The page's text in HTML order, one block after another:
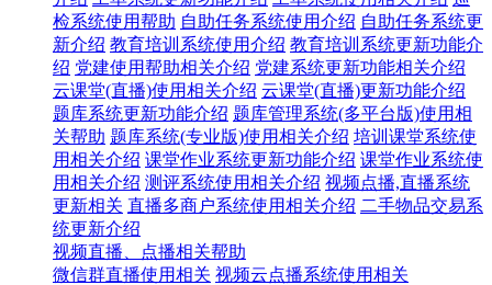
检系统使用帮助 自助任务系统使用介绍 自助任务系统更
新介绍 教育培训系统使用介绍 教育培训系统更新功能介
绍 党建使用帮助相关介绍 党建系统更新功能相关介绍
云课堂(直播)使用相关介绍 云课堂(直播)更新功能介绍
题库系统更新功能介绍 题库管理系统(多平台版)使用相
关帮助 题库系统(专业版)使用相关介绍 培训课堂系统使
用相关介绍 课堂作业系统更新功能介绍 课堂作业系统使
用相关介绍 测评系统使用相关介绍 视频点播,直播系统
更新相关 直播多商户系统使用相关介绍 二手物品交易系
统更新介绍
视频直播、点播相关帮助
微信群直播使用相关 视频云点播系统使用相关